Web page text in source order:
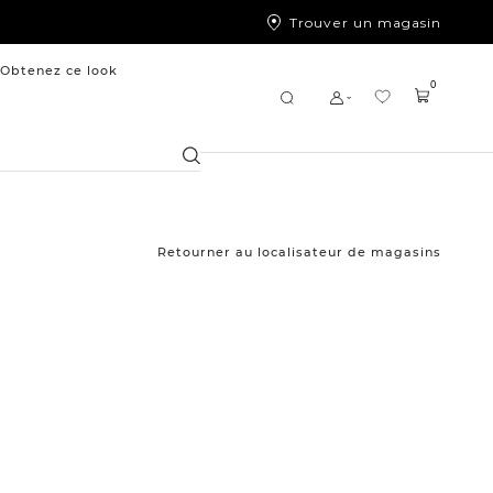
Trouver un magasin
Obtenez ce look
Chercher
0
Retourner au localisateur de magasins